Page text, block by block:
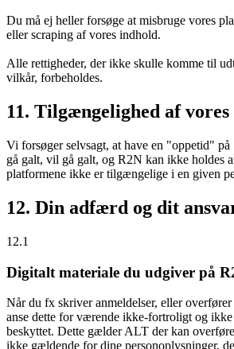
Du må ej heller forsøge at misbruge vores
eller scraping af vores indhold.
Alle rettigheder, der ikke skulle komme til
vilkår, forbeholdes.
11. Tilgængelighed af
Vi forsøger selvsagt, at have en "oppetid"
gå galt, vil gå galt, og R2N kan ikke holdes
platformene ikke er tilgængelige i en given
12. Din adfærd og dit
12.1
Digitalt materiale du udgiver på
Når du fx skriver anmeldelser, eller
anse dette for værende ikke-fortroligt og
beskyttet. Dette gælder ALT der kan
ikke gældende for dine personoplysninger,